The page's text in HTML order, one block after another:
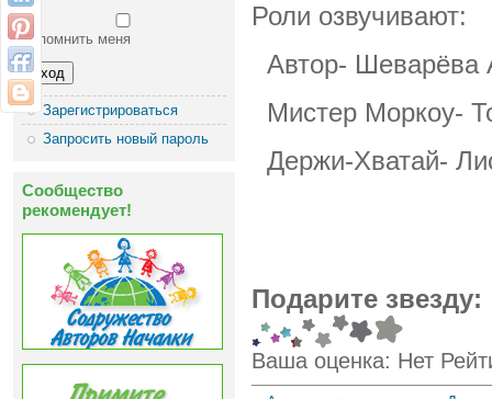
Запомнить меня
Зарегистрироваться
Запросить новый пароль
Сообщество
рекомендует!
Роли озвучивают:
Автор- Шеварёва
Мистер Моркоу-
Держи-Хватай-
Подарите звезду:
Ваша оценка: Нет